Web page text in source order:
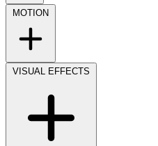
MOTION
VISUAL EFFECTS